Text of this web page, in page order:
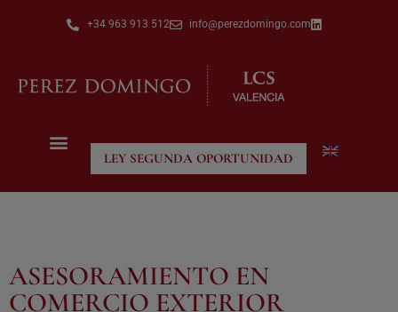
+34 963 913 512 info@perezdomingo.com
LEY SEGUNDA OPORTUNIDAD
ASESORAMIENTO EN
COMERCIO EXTERIOR